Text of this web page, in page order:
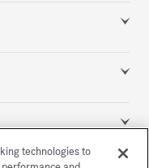
technologies to